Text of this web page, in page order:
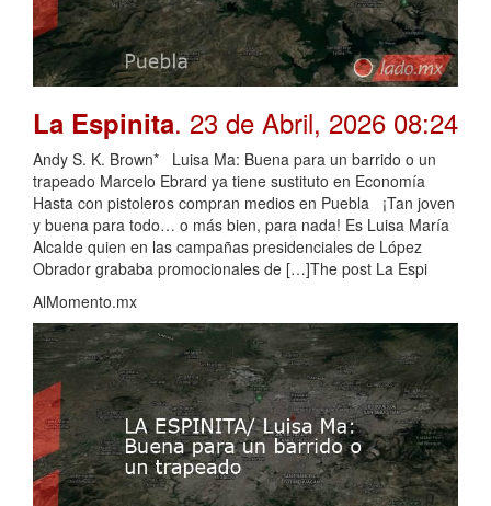
La Espinita. 23 de Abril, 2026 08:24
Andy S. K. Brown* Luisa Ma: Buena para un barrido o un
trapeado Marcelo Ebrard ya tiene sustituto en Economía
Hasta con pistoleros compran medios en Puebla ¡Tan joven
y buena para todo… o más bien, para nada! Es Luisa María
Alcalde quien en las campañas presidenciales de López
Obrador grababa promocionales de […]The post La Espi
AlMomento.mx